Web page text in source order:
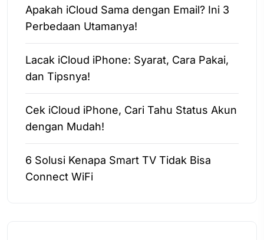
Apakah iCloud Sama dengan Email? Ini 3
Perbedaan Utamanya!
Lacak iCloud iPhone: Syarat, Cara Pakai,
dan Tipsnya!
Cek iCloud iPhone, Cari Tahu Status Akun
dengan Mudah!
6 Solusi Kenapa Smart TV Tidak Bisa
Connect WiFi